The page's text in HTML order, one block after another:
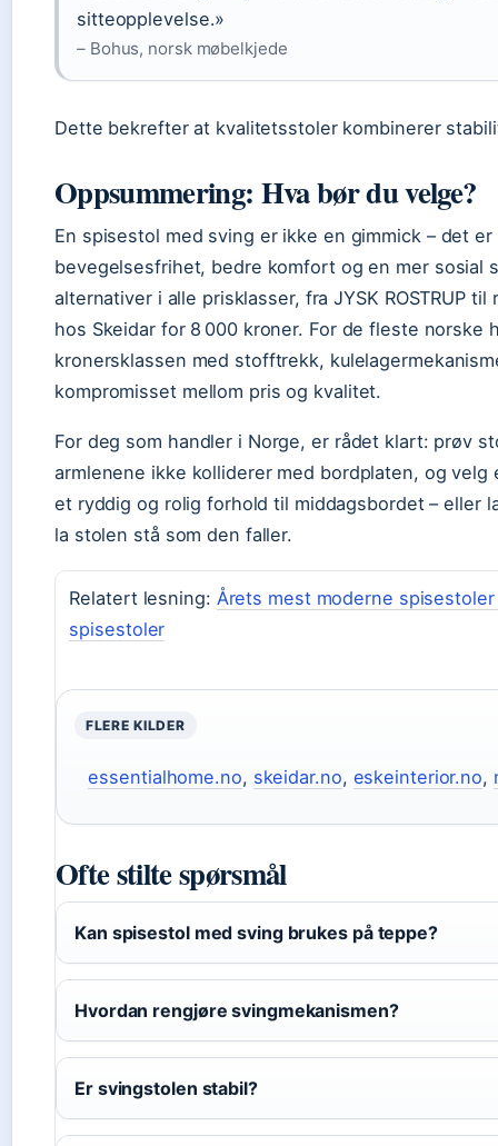
sitteopplevelse.»
– Bohus, norsk møbelkjede
Dette bekrefter at kvalitetsstoler kombinerer
Oppsummering: Hva bør du velge?
En spisestol med sving er ikke en gimmick – det
bevegelsesfrihet, bedre komfort og en mer sosial
alternativer i alle prisklasser, fra JYSK ROSTRUP
hos Skeidar for 8 000 kroner. For de fleste norske
kronersklassen med stofftrekk,
kompromisset mellom pris og kvalitet.
For deg som handler i Norge, er rådet klart: prøv
armlenene ikke kolliderer med bordplaten, og
et ryddig og rolig forhold til middagsbordet – eller
la stolen stå som den faller.
Relatert lesning: Årets mest moderne
spisestoler
FLERE KILDER
essentialhome.no, skeidar.no, eskeinterior.no,
Ofte stilte spørsmål
Kan spisestol med sving brukes på teppe?
Hvordan rengjøre svingmekanismen?
Er svingstolen stabil?